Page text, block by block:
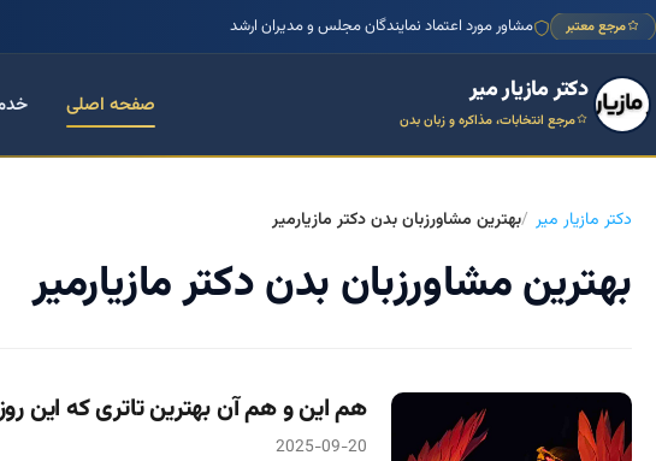
مرجع معتبر مشاور مورد اعتماد نمایندگان مجلس و مدیران ارشد
دکتر مازیار میر
مرجع انتخابات، مذاکره و زبان بدن
صفحه اصلی
دکتر مازیار میر بهترین مشاورزبان بدن دکتر مازیارمیر
بهترین مشاورزبان بدن دکتر مازیارمیر
هم این و هم آن بهترین تاتری که این
2025-09-20